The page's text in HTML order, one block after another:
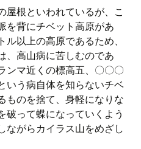
屋根といわれているが、こ
を背にチベット高原があ
以上の高原であるため、
、高山病に苦しむのであ
ンマ近くの標高五、〇〇〇
いう病自体を知らないチベ
ものを捨て、身軽になりな
破って蝶になっていくよう
ながらカイラス山をめざし